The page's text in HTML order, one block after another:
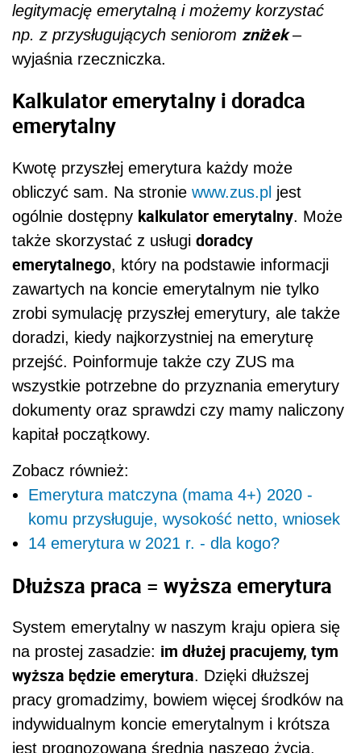
legitymację emerytalną i możemy korzystać
np. z przysługujących seniorom zniżek–
wyjaśnia rzeczniczka.
Kalkulator emerytalny i doradca
emerytalny
Kwotę przyszłej emerytura każdy może
obliczyć sam. Na stronie www.zus.pl jest
ogólnie dostępny kalkulator emerytalny. Może
także skorzystać z usługi doradcy
emerytalnego, który na podstawie informacji
zawartych na koncie emerytalnym nie tylko
zrobi symulację przyszłej emerytury, ale także
doradzi, kiedy najkorzystniej na emeryturę
przejść. Poinformuje także czy ZUS ma
wszystkie potrzebne do przyznania emerytury
dokumenty oraz sprawdzi czy mamy naliczony
kapitał początkowy.
Zobacz również:
Emerytura matczyna (mama 4+) 2020 -
komu przysługuje, wysokość netto, wniosek
14 emerytura w 2021 r. - dla kogo?
Dłuższa praca = wyższa emerytura
System emerytalny w naszym kraju opiera się
na prostej zasadzie: im dłużej pracujemy, tym
wyższa będzie emerytura. Dzięki dłuższej
pracy gromadzimy, bowiem więcej środków na
indywidualnym koncie emerytalnym i krótsza
jest prognozowana średnia naszego życia,